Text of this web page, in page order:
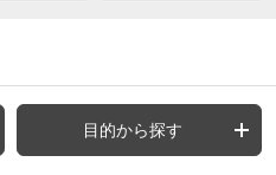
目的から探す